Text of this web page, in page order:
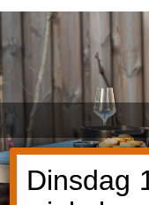
Dinsdag